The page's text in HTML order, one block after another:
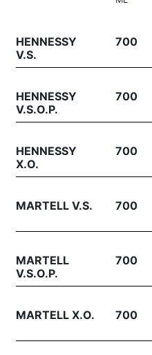
HENNESSY
V.S.
700
HENNESSY
V.S.O.P.
700
HENNESSY
X.O.
700
MARTELL V.S. 700
MARTELL
V.S.O.P.
700
MARTELL X.O. 700